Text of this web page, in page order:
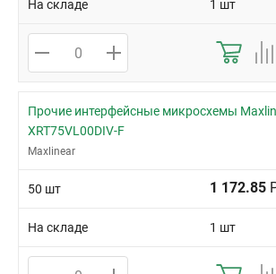
На складе 1 шт
Прочие интерфейсные микросхемы
XRT75VL00DIV-F
Maxlinear
50 шт 1 172.85
На складе 1 шт